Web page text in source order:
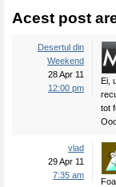
Acest post
Desertul din
Weekend
28 Apr 11
12:00 pm
Ei,
tot
vlad
29 Apr 11
7:35 am